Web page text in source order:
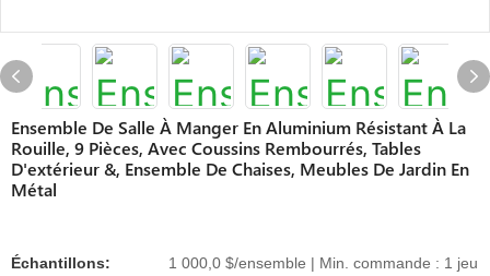
Ensemble De Salle À Manger En Aluminium Résistant À La
Rouille, 9 Pièces, Avec Coussins Rembourrés, Tables
D'extérieur &, Ensemble De Chaises, Meubles De Jardin En
Métal
Échantillons: 1 000,0 $/ensemble | Min. commande : 1 jeu